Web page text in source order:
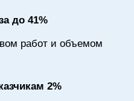
до 41%
работ и объемом
2%